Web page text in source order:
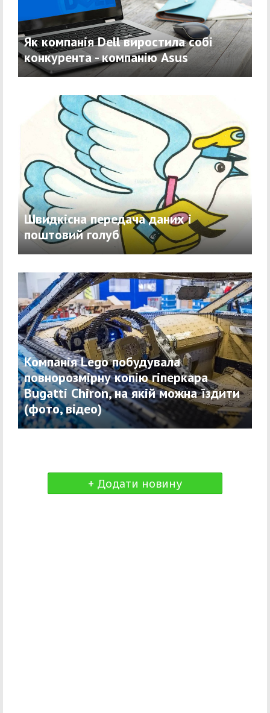
Як компанія Dell виростила собі
конкурента - компанію Asus
Швидкісна передача даних і
поштовий голуб
Компанія Lego побудувала
повнорозмірну копію гіперкара
Bugatti Chiron, на якій можна їздити
(фото, відео)
+ Додати новину